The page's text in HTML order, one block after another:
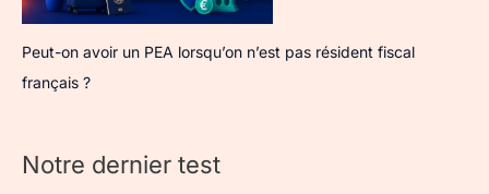
Peut-on avoir un PEA lorsqu’on n’est pas résident fiscal
français ?
Notre dernier test